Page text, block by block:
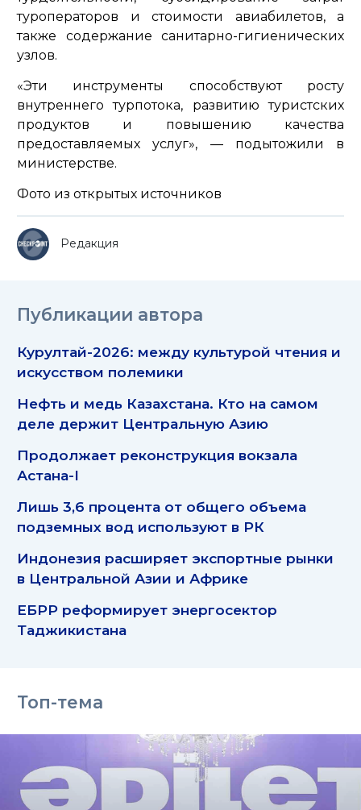
туроператоров и стоимости авиабилетов, а
также содержание санитарно-гигиенических
узлов.
«Эти инструменты способствуют росту
внутреннего турпотока, развитию туристских
продуктов и повышению качества
предоставляемых услуг», — подытожили в
министерстве.
Фото из открытых источников
Редакция
Публикации автора
Курултай-2026: между культурой чтения и
искусством полемики
Нефть и медь Казахстана. Кто на самом
деле держит Центральную Азию
Продолжает реконструкция вокзала
Астана-I
Лишь 3,6 процента от общего объема
подземных вод используют в РК
Индонезия расширяет экспортные рынки
в Центральной Азии и Африке
ЕБРР реформирует энергосектор
Таджикистана
Топ-тема